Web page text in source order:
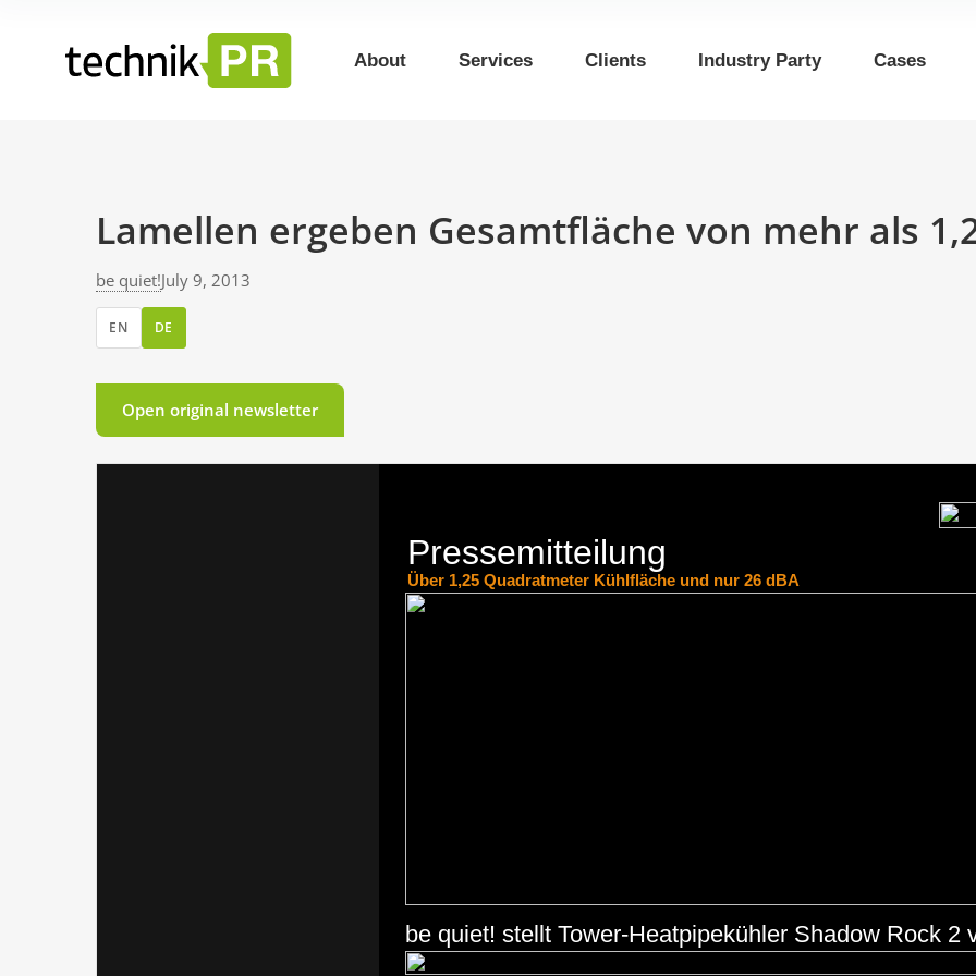
About Services Clients Industry Party Cases
Lamellen ergeben Gesamtfläche von mehr als
be quiet!July 9, 2013
EN DE
Open original newsletter